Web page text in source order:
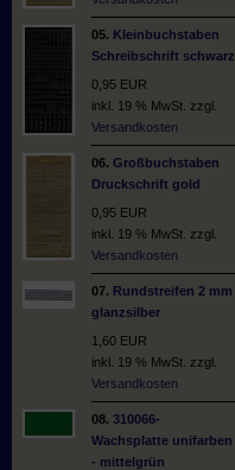
05. Kleinbuchstaben
Schreibschrift schwarz
0,95 EUR
inkl. 19 % MwSt. zzgl.
Versandkosten
06. Großbuchstaben
Druckschrift gold
0,95 EUR
inkl. 19 % MwSt. zzgl.
Versandkosten
07. Rundstreifen 2 mm
glanzsilber
1,60 EUR
inkl. 19 % MwSt. zzgl.
Versandkosten
08. 310066-
Wachsplatte unifarben
- mittelgrün